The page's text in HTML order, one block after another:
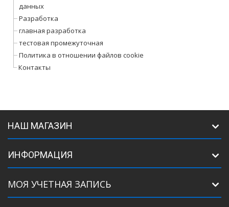
данных
Разработка
главная разработка
тестовая промежуточная
Политика в отношении файлов cookie
Контакты
НАШ МАГАЗИН
ИНФОРМАЦИЯ
МОЯ УЧЕТНАЯ ЗАПИСЬ